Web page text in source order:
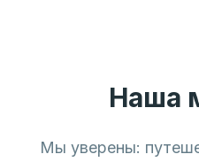
Наша
Мы уверены: